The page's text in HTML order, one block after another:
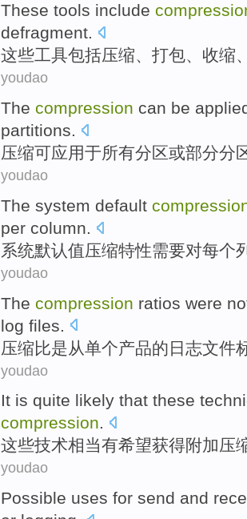
These tools include
defragment.
这些工具包括压缩、 打包、 收缩
youdao
The compression can be
partitions.
压缩可应用于所有分区或部分分
youdao
The system default
per column.
系统默认值压缩特性需要对每个
youdao
The compression ratios were
log files
压缩比是从单个产品的日志文件
youdao
It is quite likely that these
compression.
这些技术相当有希望获得附加压
youdao
Possible uses for send and